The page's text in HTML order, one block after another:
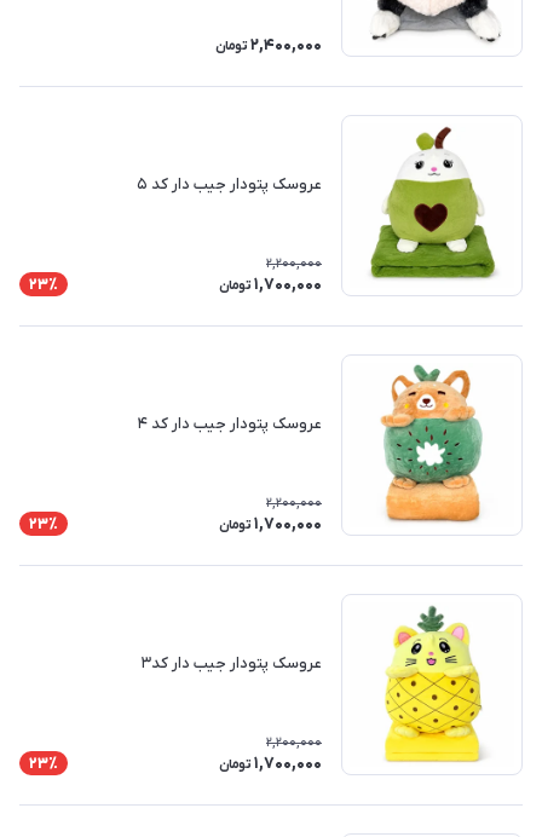
2,400,000 تومان
عروسک پتودار جیب دار کد ۵
2,200,000
1,700,000 تومان 23٪
عروسک پتودار جیب دار کد ۴
2,200,000
1,700,000 تومان 23٪
عروسک پتودار جیب دار کد۳
2,200,000
1,700,000 تومان 23٪